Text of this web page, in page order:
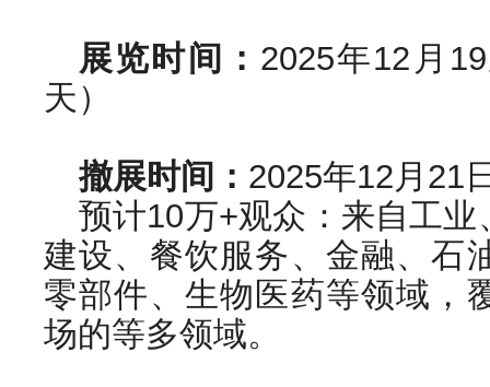
展览时间： 2025年12月
天）
撤展时间： 2025年12月21
预计10万+观众：来自工
建设、餐饮服务、金融、石
零部件、生物医药等领域，
场的等多领域。